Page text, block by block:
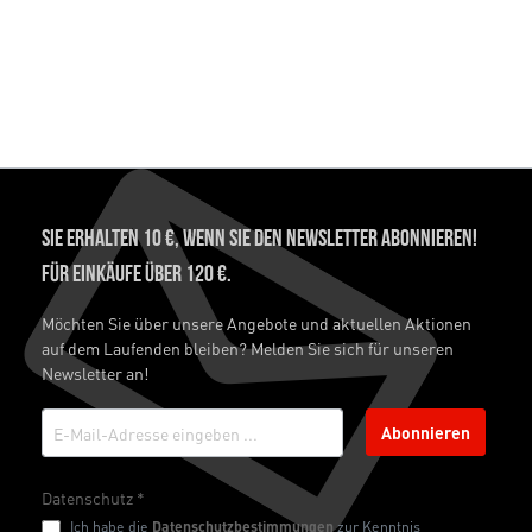
Sie erhalten 10 €, wenn Sie den Newsletter abonnieren!
Für Einkäufe über 120 €.
Möchten Sie über unsere Angebote und aktuellen Aktionen
auf dem Laufenden bleiben? Melden Sie sich für unseren
Newsletter an!
Abonnieren
Datenschutz *
Ich habe die Datenschutzbestimmungenzur Kenntnis